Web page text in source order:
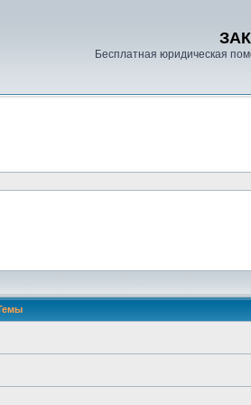
Бесплатная юридическая